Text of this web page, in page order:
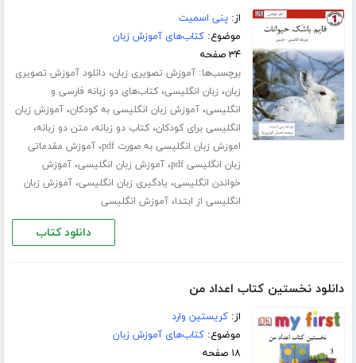
از:پنی اسمیت
موضوع:کتاب‌های آموزش زبان
۳۴ صفحه
برچسب‌ها:آموزش تصویری زبان،دانلود آموزش تصویری
زبان، زبان انگلیسی،کتاب‌های دو زبانه فارسی و
انگلیسی،آموزش زبان انگلیسی به کودکان،آموزش زبان
انگلیسی برای کودکان،کتاب دو زبانه، متن دو زبانه،
اموزش زبان انگلیسی به صورت pdf ،آموزش مقدماتی
زبان انگلیسی pdf
،آموزش زبان انگلیسی،آموزش
خواندن انگلیسی، یادگیری زبان انگلیسی،آموزش زبان
انگلیسی از ابتدا،آموزش انگلیسی
دانلود کتاب
دانلود نخستین کتاب اعداد من
از:کریستین وارد
موضوع:کتاب‌های آموزش زبان
۱۸ صفحه